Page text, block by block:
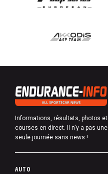
Informations, résultats, photos et
courses en direct. Il n'y a pas une
seule journée sans news !
P
AUTO